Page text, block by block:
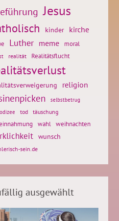
Jesus
kinder kirche
Luther meme moral
realität Realitätsflucht
religion
selbstbetrug
tod täuschung
wahl weihnachten
wunsch
sein.de
ausgewählt